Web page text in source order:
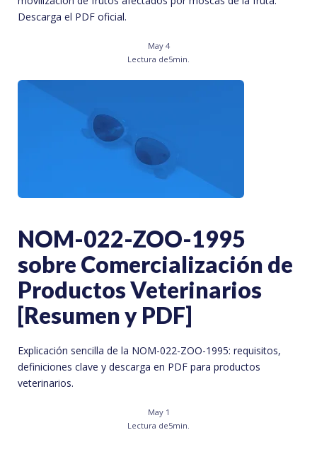
Descarga el PDF oficial.
May 4
Lectura de5min.
NOM-022-ZOO-1995
sobre Comercialización de
Productos Veterinarios
[Resumen y PDF]
Explicación sencilla de la NOM-022-ZOO-1995: requisitos,
definiciones clave y descarga en PDF para productos
veterinarios.
May 1
Lectura de5min.